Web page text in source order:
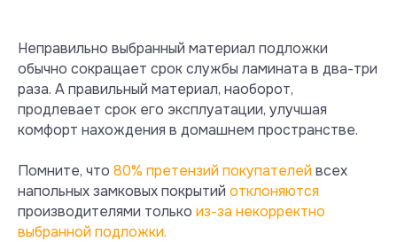
Неправильно выбранный материал подложки
обычно сокращает срок службы ламината в два-три
раза. А правильный материал, наоборот,
продлевает срок его эксплуатации, улучшая
комфорт нахождения в домашнем пространстве.
Помните, что 80% претензий покупателей всех
напольных замковых покрытий отклоняются
производителями только из-за некорректно
выбранной подложки.
в 2 раза выгоднее
европейских (немецких, польских,
бельгийских) аналогов.